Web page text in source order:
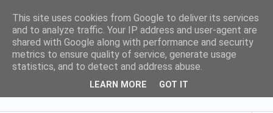
This site uses cookies from Google to deliver its services
and to analyze traffic. Your IP address and user-agent are
shared with Google along with performance and security
metrics to ensure quality of service, generate usage
statistics, and to detect and address abuse.
LEARN MORE GOT IT